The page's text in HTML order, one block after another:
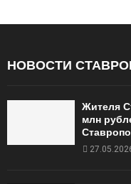
НОВОСТИ
Жителя
млн